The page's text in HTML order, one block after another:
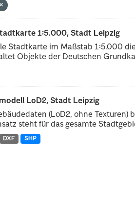
1:5.000, Stadt Leipzig
Stadtkarte im Maßstab 1:5.000
Objekte der Deutschen
LoD2, Stadt Leipzig
(LoD2, ohne
steht für das gesamte
DXF SHP